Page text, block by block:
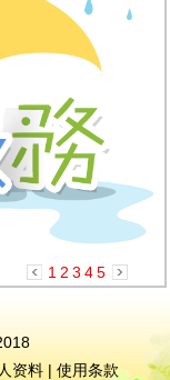
1 2 3 45
资料 | 使用条款